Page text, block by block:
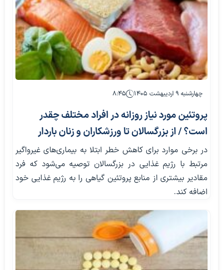
چهارشنبه ۹ اردیبهشت ۱۴۰۵ ۸:۴۵
پروتئین مورد نیاز روزانه در افراد مختلف چقدر
است؟ / از بزرگسالان تا ورزشکاران و زنان باردار
در برخی موارد برای کاهش خطر ابتلا به بیماری‌های غیرواگیر
مرتبط با رژیم غذایی در بزرگسالان توصیه می‌شود که فرد
مقادیر بیشتری از منابع پروتئین گیاهی را به رژیم غذایی خود
اضافه کند.